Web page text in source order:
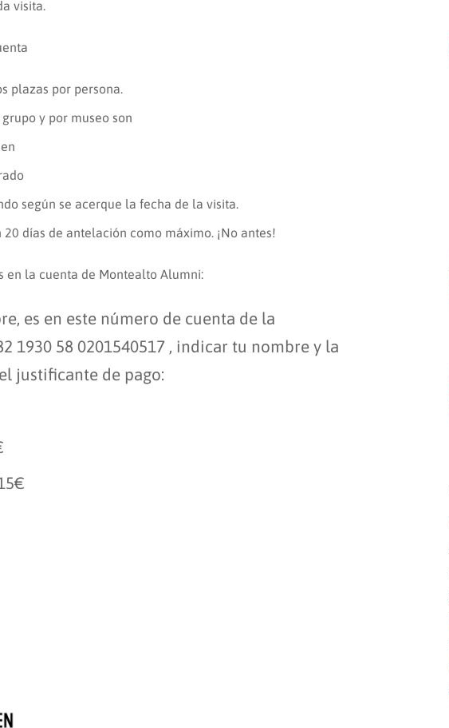
visita.
plazas por persona.
y por museo son
según se acerque la fecha de la visita.
días de antelación como máximo. ¡No antes!
en la cuenta de Montealto Alumni:
es en este número de cuenta de la
1930 58 0201540517 , indicar tu nombre y la
justificante de pago: